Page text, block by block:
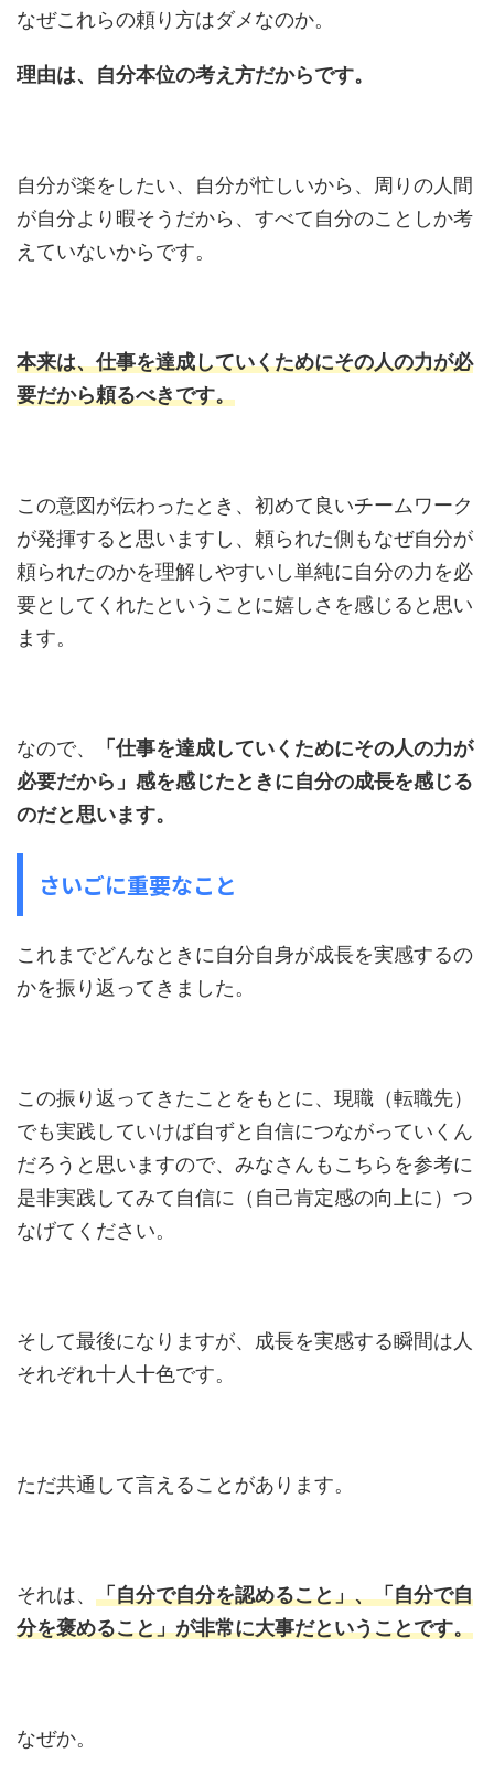
なぜこれらの頼り方はダメなのか。
理由は、自分本位の考え方だからです。
自分が楽をしたい、自分が忙しいから、周りの人間
が自分より暇そうだから、すべて自分のことしか考
えていないからです。
本来は、仕事を達成していくためにその人の力が必
要だから頼るべきです。
この意図が伝わったとき、初めて良いチームワーク
が発揮すると思いますし、頼られた側もなぜ自分が
頼られたのかを理解しやすいし単純に自分の力を必
要としてくれたということに嬉しさを感じると思い
ます。
なので、
「仕事を達成していくためにその人の力が
必要だから」感を感じたときに自分の成長を感じる
のだと思います。
さいごに重要なこと
これまでどんなときに自分自身が成長を実感するの
かを振り返ってきました。
この振り返ってきたことをもとに、現職（転職先）
でも実践していけば自ずと自信につながっていくん
だろうと思いますので、みなさんもこちらを参考に
是非実践してみて自信に（自己肯定感の向上に）つ
なげてください。
そして最後になりますが、成長を実感する瞬間は人
それぞれ十人十色です。
ただ共通して言えることがあります。
それは、 「自分で自分を認めること」、「自分で自
分を褒めること」が非常に大事だということです。
なぜか。